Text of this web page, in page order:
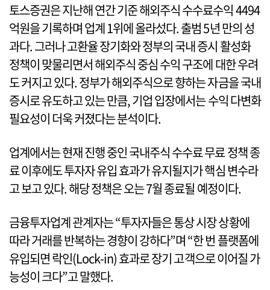
토스증권은 지난해 연간 기준 해외주식 수수료수익 4494
억원을 기록하며 업계 1위에 올라섰다. 출범 5년 만의 성
과다. 그러나 고환율 장기화와 정부의 국내 증시 활성화
정책이 맞물리면서 해외주식 중심 수익 구조에 대한 우려
도 커지고 있다. 정부가 해외주식으로 향하는 자금을 국내
증시로 유도하고 있는 만큼, 기업 입장에서는 수익 다변화
필요성이 더욱 커졌다는 분석이다.
업계에서는 현재 진행 중인 국내주식 수수료 무료 정책 종
료 이후에도 투자자 유입 효과가 유지될지가 핵심 변수라
고 보고 있다. 해당 정책은 오는 7월 종료될 예정이다.
금융투자업계 관계자는 “투자자들은 통상 시장 상황에
따라 거래를 반복하는 경향이 강하다”며 “한 번 플랫폼에
유입되면 락인(Lock-in) 효과로 장기 고객으로 이어질 가
능성이 크다”고 말했다.